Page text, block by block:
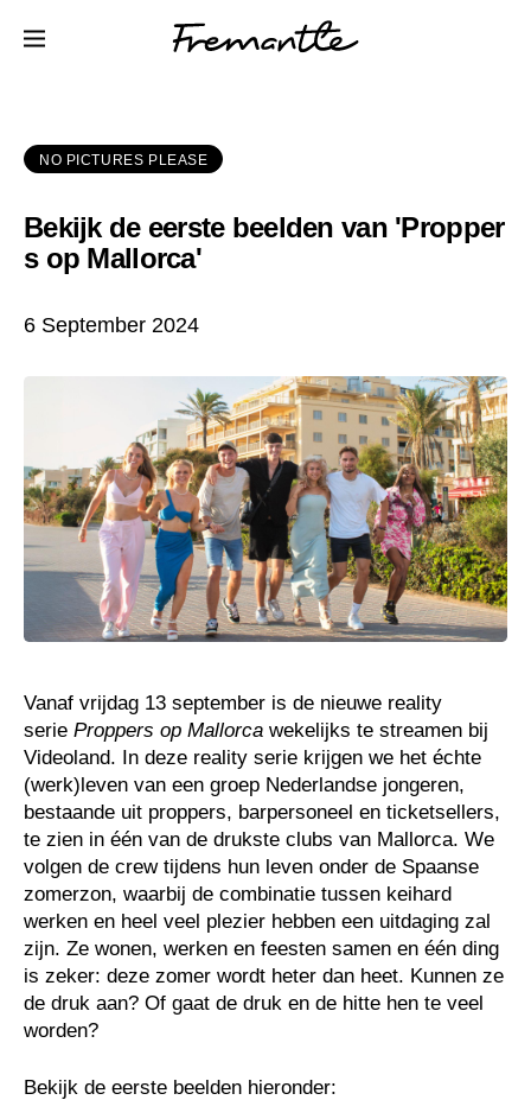
NO PICTURES PLEASE
Bekijk de eerste beelden van 'Propper
s op Mallorca'
6 September 2024
Vanaf vrijdag 13 september is de nieuwe reality
serie Proppers op Mallorca wekelijks te streamen bij
Videoland. In deze reality serie krijgen we het échte
(werk)leven van een groep Nederlandse jongeren,
bestaande uit proppers, barpersoneel en ticketsellers,
te zien in één van de drukste clubs van Mallorca. We
volgen de crew tijdens hun leven onder de Spaanse
zomerzon, waarbij de combinatie tussen keihard
werken en heel veel plezier hebben een uitdaging zal
zijn. Ze wonen, werken en feesten samen en één ding
is zeker: deze zomer wordt heter dan heet. Kunnen ze
de druk aan? Of gaat de druk en de hitte hen te veel
worden?
Bekijk de eerste beelden hieronder: